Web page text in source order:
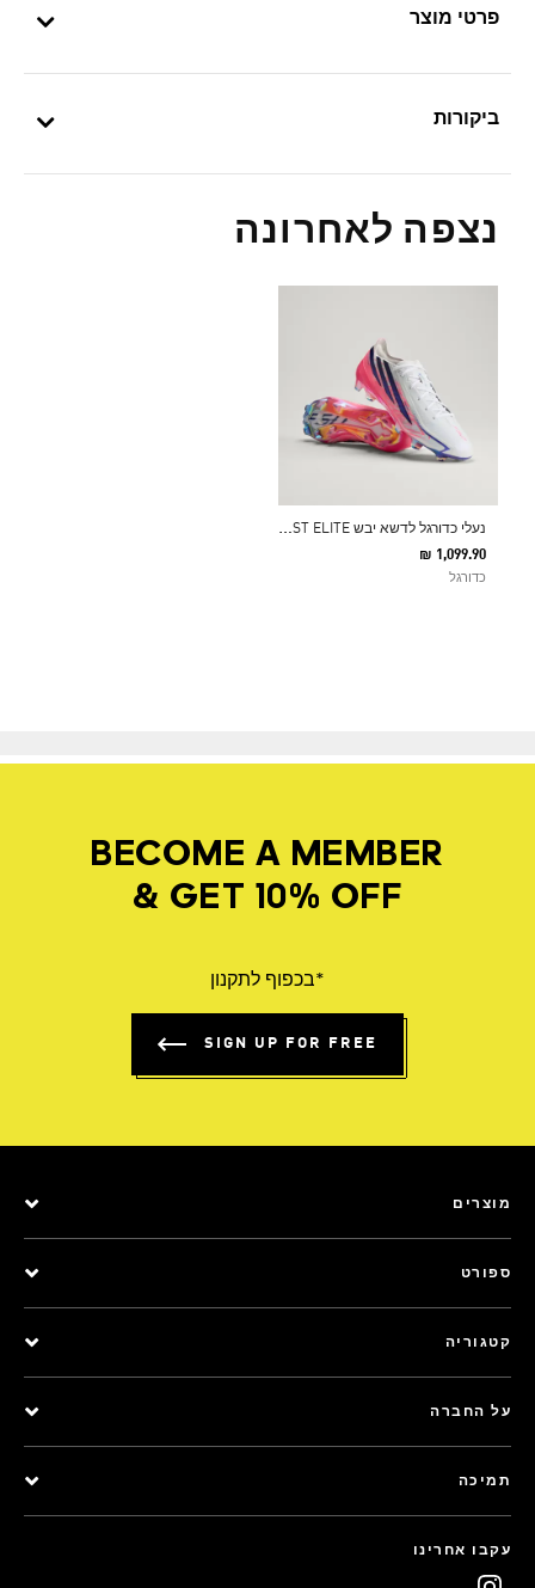
פרטי מוצר
ביקורות
נצפה לאחרונה
נ
עלי כדורגל לדשא יבש F50 HYPERFAST ELITE
₪ 1,099.90
כדורגל
BECOME A MEMBER
& GET 10% OFF
*בכפוף לתקנון
SIGN UP FOR FREE
מוצרים
ספורט
קטגוריה
על החברה
תמיכה
עקבו אחרינו